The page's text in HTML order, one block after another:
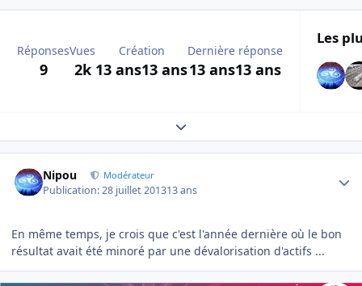
Réponses
9
Vues
2k
Création
13 ans13 ans
Dernière réponse
13 ans13 ans
Les
Expand topic overview
Nipou Modérateur
Publication:28 juillet 201313 ans
En même temps, je crois que c'est l'année dernière où le bon
résultat avait été minoré par une dévalorisation d'actifs ...